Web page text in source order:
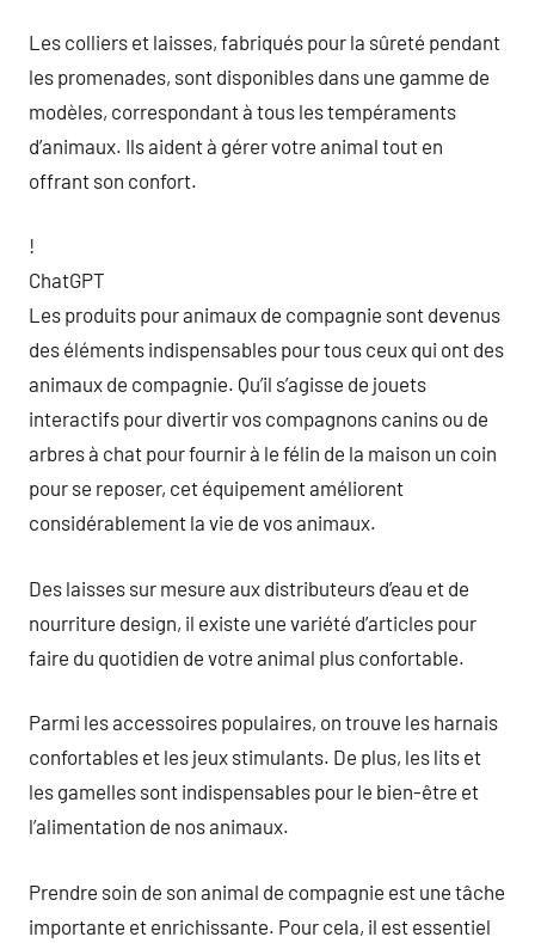
Les colliers et laisses, fabriqués pour la sûreté pendant
les promenades, sont disponibles dans une gamme de
modèles, correspondant à tous les tempéraments
d’animaux. Ils aident à gérer votre animal tout en
offrant son confort.
!
ChatGPT
Les produits pour animaux de compagnie sont devenus
des éléments indispensables pour tous ceux qui ont des
animaux de compagnie. Qu’il s’agisse de jouets
interactifs pour divertir vos compagnons canins ou de
arbres à chat pour fournir à le félin de la maison un coin
pour se reposer, cet équipement améliorent
considérablement la vie de vos animaux.
Des laisses sur mesure aux distributeurs d’eau et de
nourriture design, il existe une variété d’articles pour
faire du quotidien de votre animal plus confortable.
Parmi les accessoires populaires, on trouve les harnais
confortables et les jeux stimulants. De plus, les lits et
les gamelles sont indispensables pour le bien-être et
l’alimentation de nos animaux.
Prendre soin de son animal de compagnie est une tâche
importante et enrichissante. Pour cela, il est essentiel